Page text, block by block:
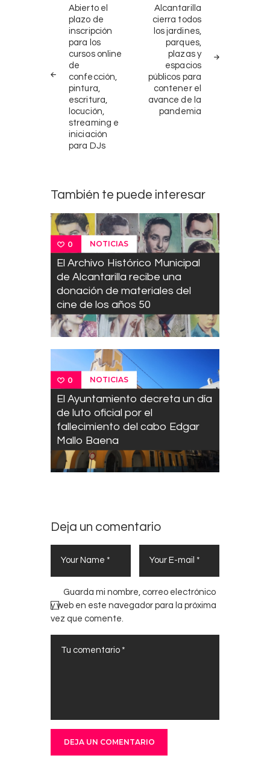
Navegación
de
entradas
NOTICIAS
ANTERIORES
Abierto el
plazo de
inscripción
para los
cursos online
de
confección,
pintura,
escritura,
locución,
streaming e
iniciación
para DJs
Alcantarilla
cierra todos
los jardines,
parques,
plazas y
espacios
públicos para
contener el
avance de la
pandemia
También te puede interesar
0 NOTICIAS
El Archivo Histórico Municipal
de Alcantarilla recibe una
donación de materiales del
cine de los años 50
0 NOTICIAS
El Ayuntamiento decreta un día
de luto oficial por el
fallecimiento del cabo Edgar
Mallo Baena
Deja un comentario
Guarda mi nombre, correo electrónico
y web en este navegador para la próxima
vez que comente.